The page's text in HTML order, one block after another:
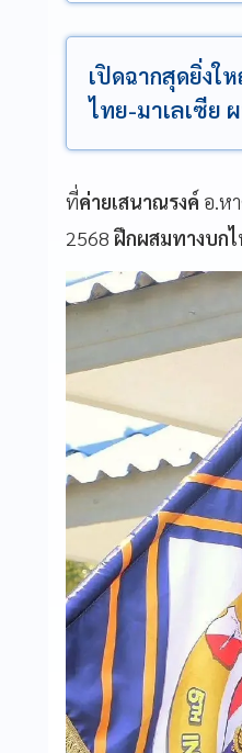
เปิดฉากสุดยิ่งใ
ไทย-มาเลเซีย
ที่ค่ายเสนาณรงค์ อ.ห
2568 ฝึกผสมทางบกไ